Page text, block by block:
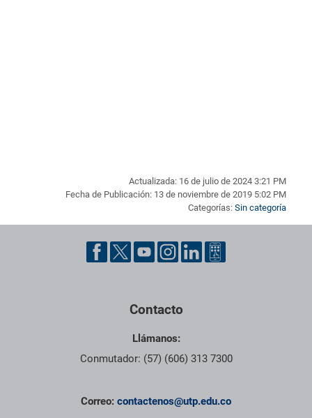
Actualizada: 16 de julio de 2024 3:21 PM
Fecha de Publicación: 13 de noviembre de 2019 5:02 PM
Categorías: Sin categoría
Pie de página con información de contacto, redes sociales y
Contacto
Llámanos:
Conmutador: (57) (606) 313 7300
Correo: contactenos@utp.edu.co